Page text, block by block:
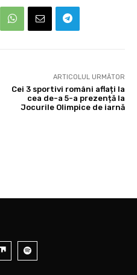
ARTICOLUL URMĂTOR
Cei 3 sportivi români aflați la
cea de-a 5-a prezență la
Jocurile Olimpice de iarnă